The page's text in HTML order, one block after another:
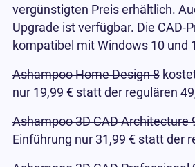
vergünstigten Preis erhältlich.
Upgrade ist verfügbar. Die CAD-
kompatibel mit Windows 10 und
Ashampoo Home Design 8
nur 19,99 € statt der regulären
Ashampoo 3D CAD Architecture
Einführung nur 31,99 € statt der